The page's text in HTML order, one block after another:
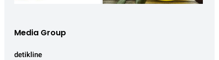
Media Group
detikline